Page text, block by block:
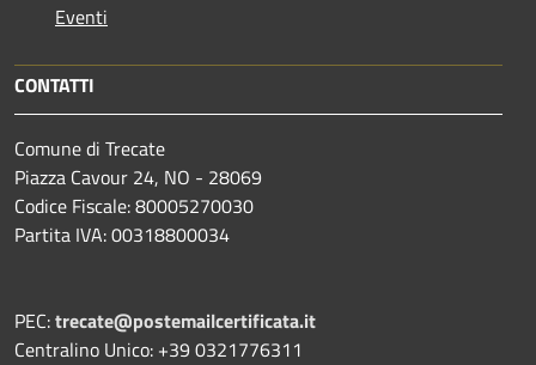
Eventi
CONTATTI
Comune di Trecate
Piazza Cavour 24, NO - 28069
Codice Fiscale: 80005270030
Partita IVA: 00318800034
PEC:trecate@postemailcertificata.it
Centralino Unico: +39 0321776311